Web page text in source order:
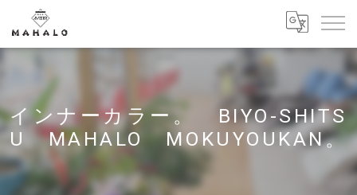
インナーカラー。 BIYO-SHITS
U MAHALO MOKUYOUKAN。